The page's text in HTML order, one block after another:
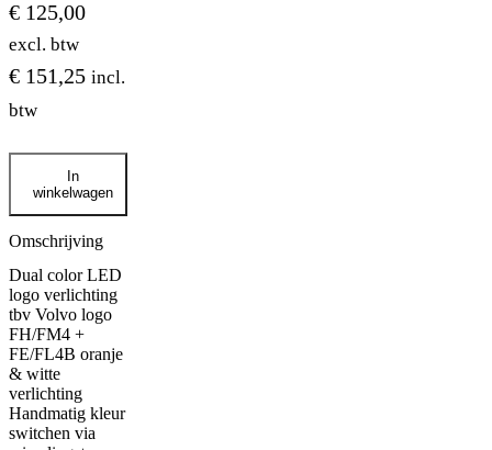
€ 125,00
excl. btw
€ 151,25 incl.
btw
(FH/FM4)
color
LED
logo
13cm
aantal
In
winkelwagen
Omschrijving
Dual color LED
logo verlichting
tbv Volvo logo
FH/FM4 +
FE/FL4B oranje
& witte
verlichting
Handmatig kleur
switchen via